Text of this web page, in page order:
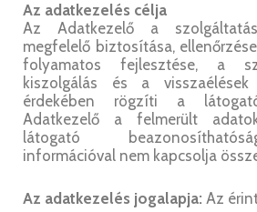
Az adatkezelés célja
Az Adatkezelő a
megfelelő biztosítása,
folyamatos fejlesztése, a
kiszolgálás és a visszaélések
érdekében rögzíti a
Adatkezelő a felmerült
látogató
információval nem kapcsolja
Az adatkezelés jogalapja: Az